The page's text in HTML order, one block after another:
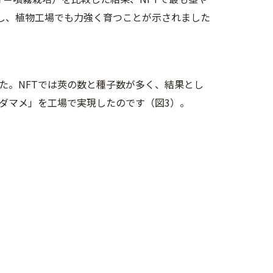
植物工場でも力強く育つことが示されました
。NFTでは莢の数と種子数が多く、結果とし
メ」を工場で実現したのです（図3）。